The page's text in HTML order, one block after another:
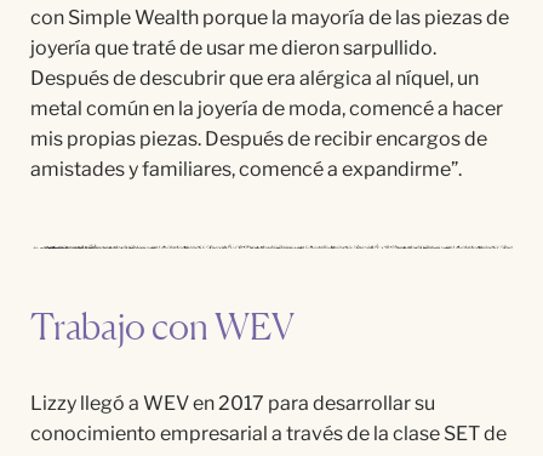
con SimpleWealth porque la mayoría de las piezas de
joyería quetratéde usar me dieron sarpullido.
Después de descubrir que era alérgica al níquel, un
metal común en la joyería de moda,comencéa hacer
mis propias piezas. Después de recibir encargos de
amistades y familiares,comencéa expandirme”.
Trabajo con WEV
Lizzy llegó a WEV en 2017 para desarrollar su
conocimiento empresarial a través de la clase SET de